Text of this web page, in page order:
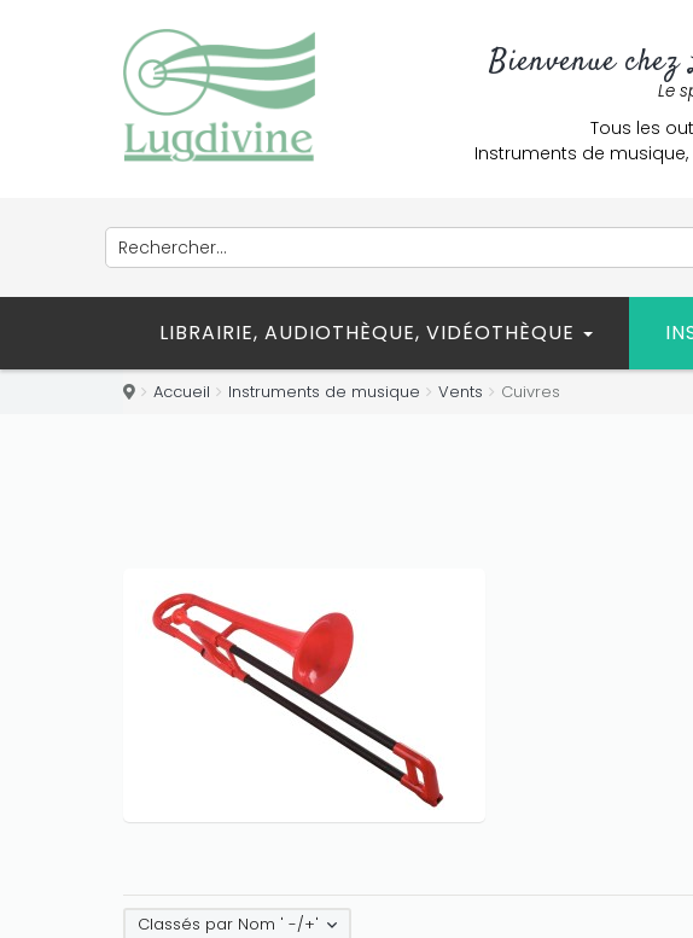
Bienvenue
Le
Tous les
Instruments de musique,
LIBRAIRIE, AUDIOTHÈQUE, VIDÉOTHÈQUE
Accueil Instruments de musique Vents Cuivres
Classés par Nom ' -/+'